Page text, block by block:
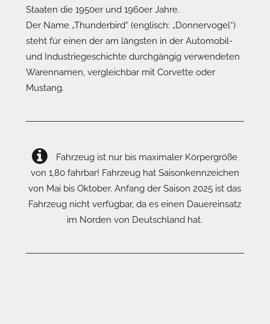
Staaten die 1950er und 1960er Jahre.
Der Name „Thunderbird“ (englisch: „Donnervogel“)
steht für einen der am längsten in der Automobil-
und Industriegeschichte durchgängig verwendeten
Warennamen, vergleichbar mit Corvette oder
Mustang.
Fahrzeug ist nur bis maximaler Körpergröße
von 1,80 fahrbar! Fahrzeug hat Saisonkennzeichen
von Mai bis Oktober. Anfang der Saison 2025 ist das
Fahrzeug nicht verfügbar, da es einen Dauereinsatz
im Norden von Deutschland hat.